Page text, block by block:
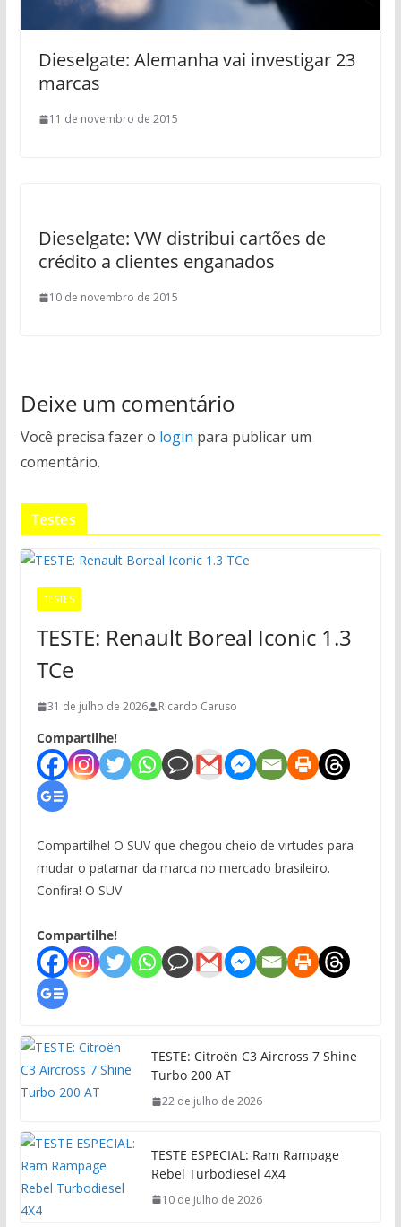
Dieselgate: Alemanha vai investigar 23
marcas
11 de novembro de 2015
Dieselgate: VW distribui cartões de
crédito a clientes enganados
10 de novembro de 2015
Deixe um comentário
Você precisa fazer o login para publicar um
comentário.
Testes
TESTES
TESTE: Renault Boreal Iconic 1.3
TCe
31 de julho de 2026 Ricardo Caruso
Compartilhe!
Compartilhe! O SUV que chegou cheio de virtudes para
mudar o patamar da marca no mercado brasileiro.
Confira! O SUV
Compartilhe!
TESTE: Citroën C3 Aircross 7 Shine
Turbo 200 AT
22 de julho de 2026
TESTE ESPECIAL: Ram Rampage
Rebel Turbodiesel 4X4
10 de julho de 2026